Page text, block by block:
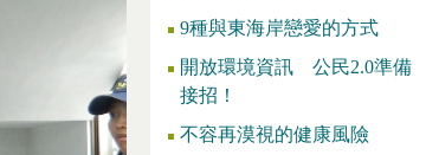
9種與東海岸戀愛的方式
開放環境資訊 公民2.0準備
接招！
不容再漠視的健康風險